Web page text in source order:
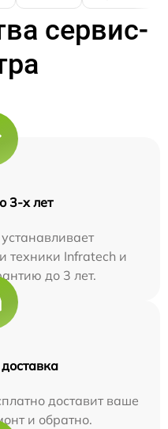
сервис-
3-х лет
техники Infratech и
до 3 лет.
доставит ваше
и обратно.